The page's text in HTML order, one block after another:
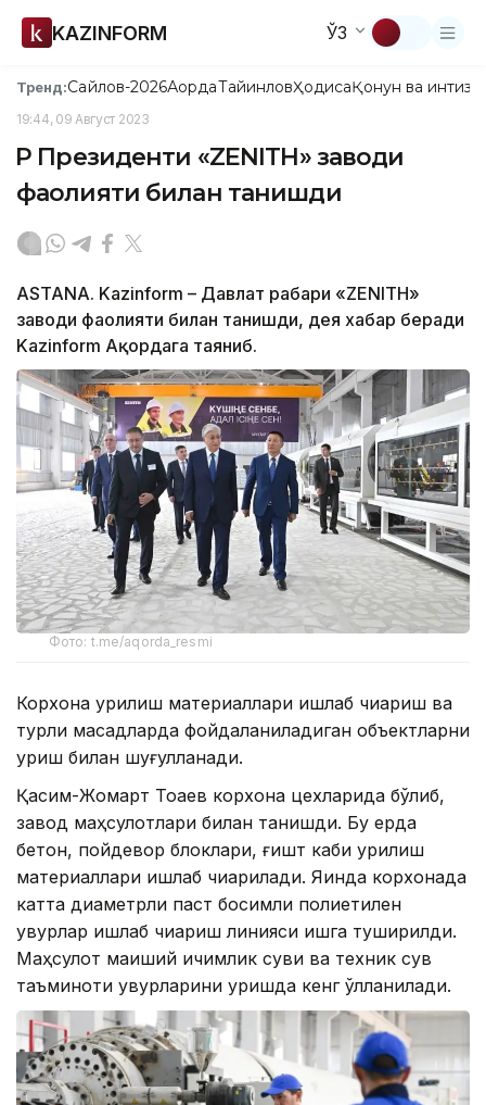
KAZINFORM ЎЗ
Тренд:Сайлов-2026АқордаТайинловҲодисаҚонун ва
19:44, 09 Август 2023
ҚР Президенти «ZENITH» заводи
фаолияти билан танишди
ASTANA. Kazinform – Давлат раҳбари «ZENITH»
заводи фаолияти билан танишди, дея хабар беради
Kazinform Ақордага таяниб.
Фото: t.me/aqorda_resmi
Корхона қурилиш материаллари ишлаб чиқариш ва
турли мақсадларда фойдаланиладиган объектларни
қуриш билан шуғулланади.
Қасим-Жомарт Тоқаев корхона цехларида бўлиб,
завод маҳсулотлари билан танишди. Бу ерда
бетон, пойдевор блоклари, ғишт каби қурилиш
материаллари ишлаб чиқарилади. Яқинда корхонада
катта диаметрли паст босимли полиетилен
қувурлар ишлаб чиқариш линияси ишга туширилди.
Маҳсулот маиший ичимлик суви ва техник сув
таъминоти қувурларини қуришда кенг қўлланилади.